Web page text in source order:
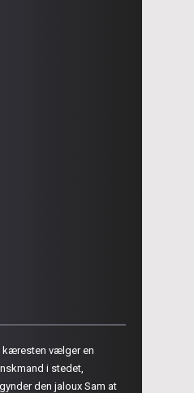
kæresten vælger en
i stedet,
den jaloux Sam at